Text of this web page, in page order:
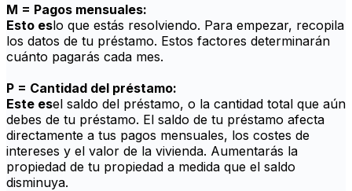
M = Pagos mensuales:
Esto eslo que estás resolviendo. Para empezar, recopila
los datos de tu préstamo. Estos factores determinarán
cuánto pagarás cada mes.
P = Cantidad del préstamo:
Este esel saldo del préstamo, o la cantidad total que aún
debes de tu préstamo. El saldo de tu préstamo afecta
directamente a tus pagos mensuales, los costes de
intereses y el valor de la vivienda. Aumentarás la
propiedad de tu propiedad a medida que el saldo
disminuya.